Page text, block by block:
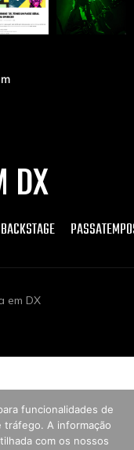
DX
BACKSTAGE
em DX
funcionalidades de
tráfego. A informação
com os nossos